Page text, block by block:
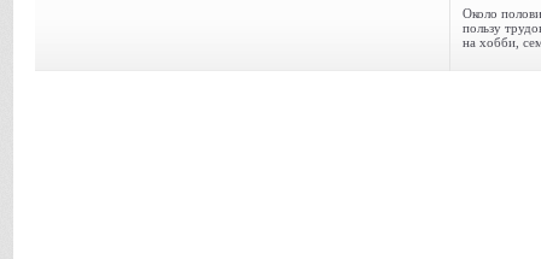
Около
пользу
на хобби,